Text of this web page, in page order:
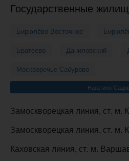
Государственные
Бирюлёво Восточное
Братеево
Даниловский
Москворечье-Сабурово
Нагатино-
Замоскворецкая линия, ст. м.
Замоскворецкая линия, ст. м.
Каховская линия, ст. м.